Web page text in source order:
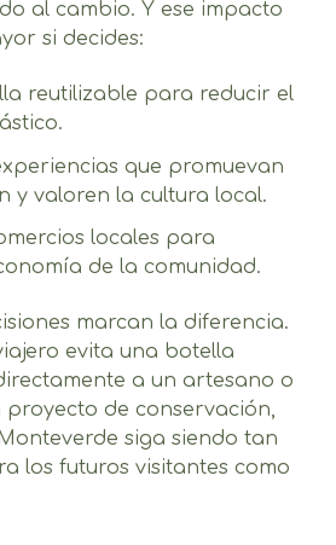
al cambio. Y ese impacto
si decides:
reutilizable para reducir el
que promuevan
y valoren la cultura local.
locales para
de la comunidad.
marcan la diferencia.
evita una botella
a un artesano o
de conservación,
siga siendo tan
los futuros visitantes como